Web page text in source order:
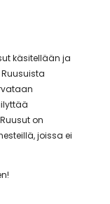
käsitellään ja
on
joissa ei